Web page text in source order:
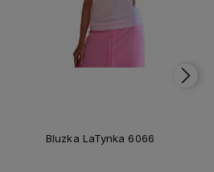
Bluzka LaTynka 6066